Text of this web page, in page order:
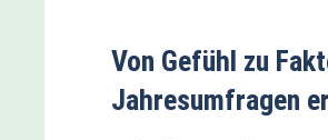
Von Gefühl zu
Jahresumfragen